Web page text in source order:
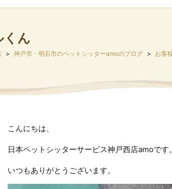
くん
神戸市・明石市のペットシッターamoのブログ お客
こんにちは、
日本ペットシッターサービス神戸西店amoです。
いつもありがとうございます。